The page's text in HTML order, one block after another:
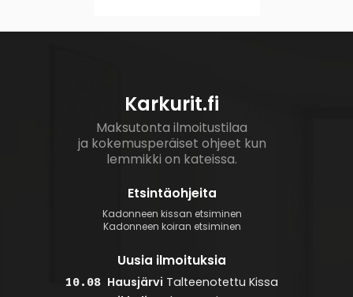
Karkurit.fi
Maksutonta ilmoitustilaa
ja kokemusperäiset ohjeet kun
lemmikki on kateissa.
Etsintäohjeita
Kadonneen kissan etsiminen
Kadonneen koiran etsiminen
Uusia ilmoituksia
10.08 Hausjärvi Talteenotettu Kissa